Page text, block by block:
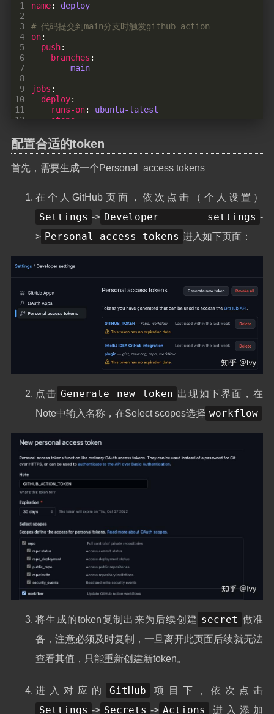
1
2
3
4
5
6
7
8
9
10
11
12
14
15
16
17
25
26
29
30
31
name: deploy
# 代码提交到main分支时触发github action
on:
push:
branches :
- main
jobs :
deploy:
runs-on:
ubuntu-latest
steps
uses:
with:
uses
peaceiris/actions-hugo@v3
with:
hugo-version
"0.145.0"
# 可以修改
为你使用的 Hugo 版本
extended
: true
- name: Build Web
:
Deploy Web
peaceiris/actions-gh-pages@v4
:
${{ secrets.PERSO
NAL_TOKEN }}#对应静态页面库的密钥
kun.github.io# 修改为你的 GitHub Pages 仓库
PUBLISH_BRANCH:
./public#把本地生成的
commit_message:
auto deploy
# 如果使用自定义域名，还需
要添加下面一行配置
blog.000k.de
配置合适的token
首先，需要生成一个Personal access tokens
在个人GitHub页面，依次点击（个人设置）
Settings -> Developer settings -
> Personal access tokens 进入如下页面：
点击 Generate new token 出现如下界面，在
Note中输入名称，在Select scopes选择 workflow
将生成的token复制出来为后续创建 secret 做准
备，注意必须及时复制，一旦离开此页面后续就无法
查看其值，只能重新创建新token。
进入对应的 GitHub 项目下，依次点击
Settings -> Secrets -> Actions 进入添加